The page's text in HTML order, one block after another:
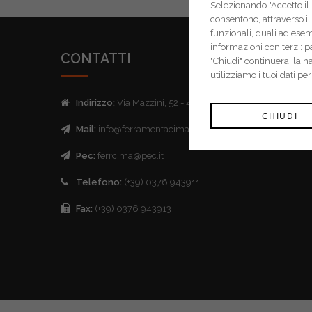
CONTATTI
Indirizzo: Via Mazzini, 52 - 46043 Castiglione delle
Mail: info@ferramentacima.com
Pec: ferrcima@pec.it
Telefono: (+39) 0376 943911
Fax: (+39) 0376 943913
Selezionando "Accetto
consentono, attraverso
funzionali, quali ad
informazioni con terzi:
"Chiudi" continuerai la
utilizziamo i tuoi dati
CHIUDI